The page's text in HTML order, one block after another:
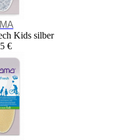
Kids silber
€